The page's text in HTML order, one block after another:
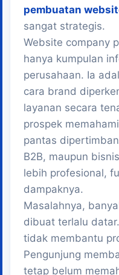
pembuatan
sangat strategis.
Website company
hanya kumpulan
perusahaan. Ia
cara brand
layanan secara
prospek
pantas
B2B, maupun
lebih profesional,
dampaknya.
Masalahnya,
dibuat terlalu
tidak membantu
Pengunjung
tetap belum